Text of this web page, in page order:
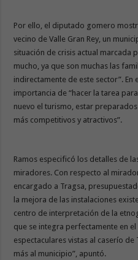
Por ello, el diputado gomero
vecino de Valle Gran Rey, un
situación de crisis actual marcada
mucho, ya que son muchas las
indirectamente de este sector”. En
importancia de “hacer la tarea
nuevo el turismo, estar
más competitivos y atractivos”.
Ramos especificó los detalles de
miradores. Con respecto al
encargado a Tragsa,
la mejora de las instalaciones
centro de interpretación de la
que se integra perfectamente en
espectaculares vistas al caserío
más al municipio”, apuntó.